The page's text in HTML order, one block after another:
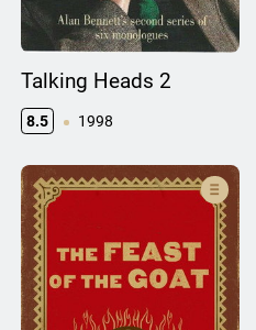
Talking Heads 2
8.5 1998